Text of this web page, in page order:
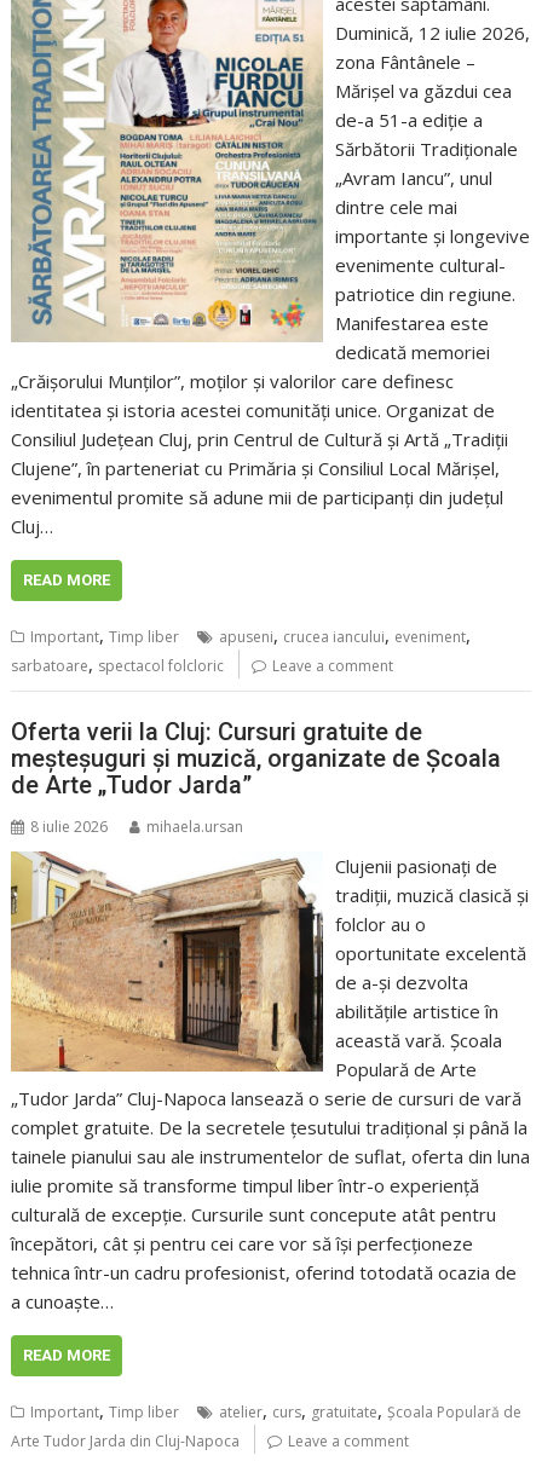
Duminică, 12 iulie 2026,
zona Fântânele –
Mărișel va găzdui cea
de-a 51-a ediție a
Sărbătorii Tradiționale
„Avram Iancu”, unul
dintre cele mai
importante și longevive
evenimente cultural-
patriotice din regiune.
Manifestarea este
dedicată memoriei
„Crăișorului Munților”, moților și valorilor care definesc
identitatea și istoria acestei comunități unice. Organizat de
Consiliul Județean Cluj, prin Centrul de Cultură și Artă „Tradiții
Clujene”, în parteneriat cu Primăria și Consiliul Local Mărișel,
evenimentul promite să adune mii de participanți din județul
Cluj…
READ MORE
Important,Timp liber apuseni, crucea iancului, eveniment,
sarbatoare, spectacol folcloric Leave a comment
Oferta verii la Cluj: Cursuri gratuite de
meșteșuguri și muzică, organizate de Școala
de Arte „Tudor Jarda”
8 iulie 2026 mihaela.ursan
Clujenii pasionați de
tradiții, muzică clasică și
folclor au o
oportunitate excelentă
de a-și dezvolta
abilitățile artistice în
această vară. Școala
Populară de Arte
„Tudor Jarda” Cluj-Napoca lansează o serie de cursuri de vară
complet gratuite. De la secretele țesutului tradițional și până la
tainele pianului sau ale instrumentelor de suflat, oferta din luna
iulie promite să transforme timpul liber într-o experiență
culturală de excepție. Cursurile sunt concepute atât pentru
începători, cât și pentru cei care vor să își perfecționeze
tehnica într-un cadru profesionist, oferind totodată ocazia de
a cunoaște…
READ MORE
Important,Timp liber atelier, curs, gratuitate,Școala Populară de
Arte Tudor Jarda din Cluj-Napoca
Leave a comment